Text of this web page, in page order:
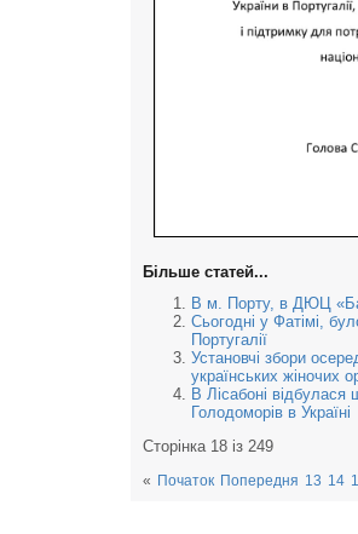
Більше статей...
В м. Порту, в ДЮЦ
Сьогодні у Фатімі,
Португалії
Установчі збори
українських жіночих
В Лісабоні
Голодоморів в Україні
Сторінка 18 із 249
« Початок Попередня 13 14